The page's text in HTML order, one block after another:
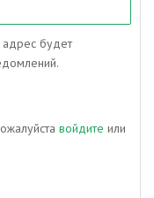
будет
войдите или